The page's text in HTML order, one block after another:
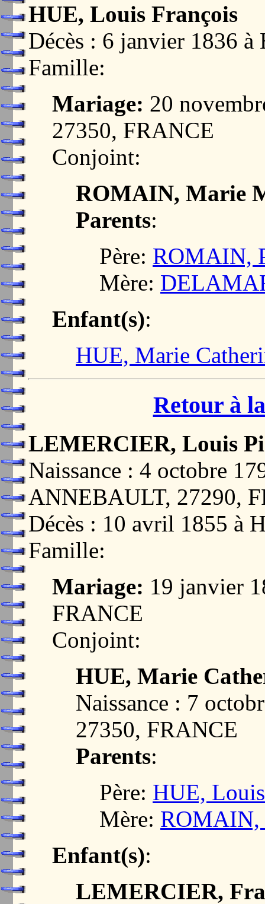
HUE, Louis François
Décès : 6 janvier 1836
Famille:
Mariage: 20
27350, FRANCE
Conjoint:
ROMAIN, Marie
Parents:
Père: ROMAIN,
Mère:
Enfant(s):
HUE, Marie
Retour à
LEMERCIER, Louis
Naissance : 4 octobre
ANNEBAULT, 27290,
Décès : 10 avril 1855 à
Famille:
Mariage: 19 janvier
FRANCE
Conjoint:
HUE, Marie
Naissance : 7
27350, FRANCE
Parents:
Père: HUE,
Mère: ROMAIN,
Enfant(s):
LEMERCIER,